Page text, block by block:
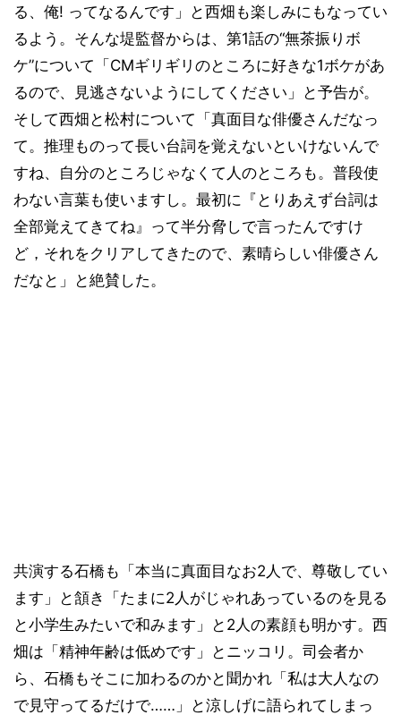
る、俺! ってなるんです」と西畑も楽しみにもなってい
るよう。そんな堤監督からは、第1話の“無茶振りボ
ケ”について「CMギリギリのところに好きな1ボケがあ
るので、見逃さないようにしてください」と予告が。
そして西畑と松村について「真面目な俳優さんだなっ
て。推理ものって長い台詞を覚えないといけないんで
すね、自分のところじゃなくて人のところも。普段使
わない言葉も使いますし。最初に『とりあえず台詞は
全部覚えてきてね』って半分脅しで言ったんですけ
ど，それをクリアしてきたので、素晴らしい俳優さん
だなと」と絶賛した。
共演する石橋も「本当に真面目なお2人で、尊敬してい
ます」と頷き「たまに2人がじゃれあっているのを見る
と小学生みたいで和みます」と2人の素顔も明かす。西
畑は「精神年齢は低めです」とニッコリ。司会者か
ら、石橋もそこに加わるのかと聞かれ「私は大人なの
で見守ってるだけで……」と涼しげに語られてしまっ